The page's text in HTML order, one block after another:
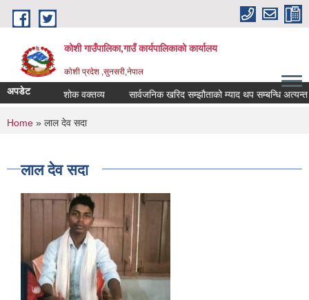
Skip to main content
कोशी गाउँपालिका,गाउँ कार्यपालिकाको कार्यालय
काेशी प्रदेश ,सुनसरी,नेपाल
अपडेट
स्थानीय शोक विदा सम्बन्धमा !!! शोक वक्तव्य सार्वजनिक खरिद सम्झौताको म्याद थप सम्बन्धि अत्यन्त
You are here
Home » लाल देव सदा
लाल देव सदा